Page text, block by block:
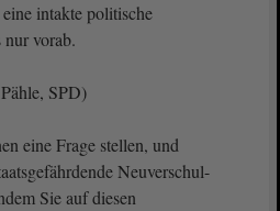
intakte politische
vorab.
SPD)
eine Frage stellen, und
Neuverschul-
Sie auf diesen